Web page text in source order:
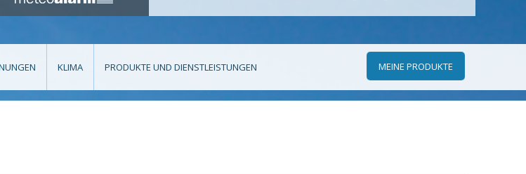
KLIMA PRODUKTE UND DIENSTLEISTUNGEN MEINE PRODUKTE